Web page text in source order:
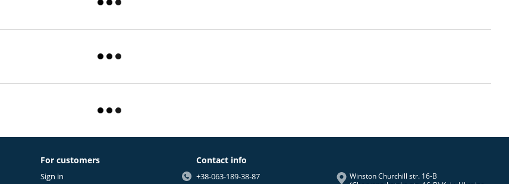
For customers
Sign in
Contact info
+38-063-189-38-87
Winston Churchill str. 16-B